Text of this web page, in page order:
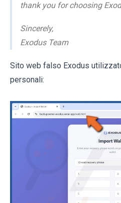
thank you for choosing
Sincerely,
Exodus Team
Sito web falso Exodus
personali: